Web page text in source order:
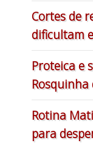
Cortes de
dificultam
Proteica e
Rosquinha
Rotina
para